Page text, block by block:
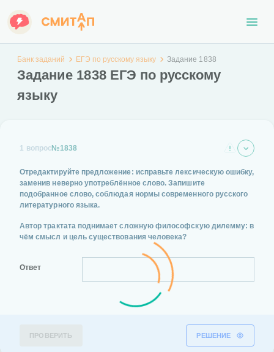
Банк заданий ЕГЭ по русскому языку Задание 1838
Задание 1838 ЕГЭ по русскому
языку
1 вопрос№1838
Отредактируйте предложение: исправьте лексическую ошибку,
заменив неверно употреблённое слово. Запишите
подобранное слово, соблюдая нормы современного русского
литературного языка.
Автор трактата поднимает сложную философскую дилемму: в
чём смысл и цель существования человека?
Ответ
ПРОВЕРИТЬ РЕШЕНИЕ